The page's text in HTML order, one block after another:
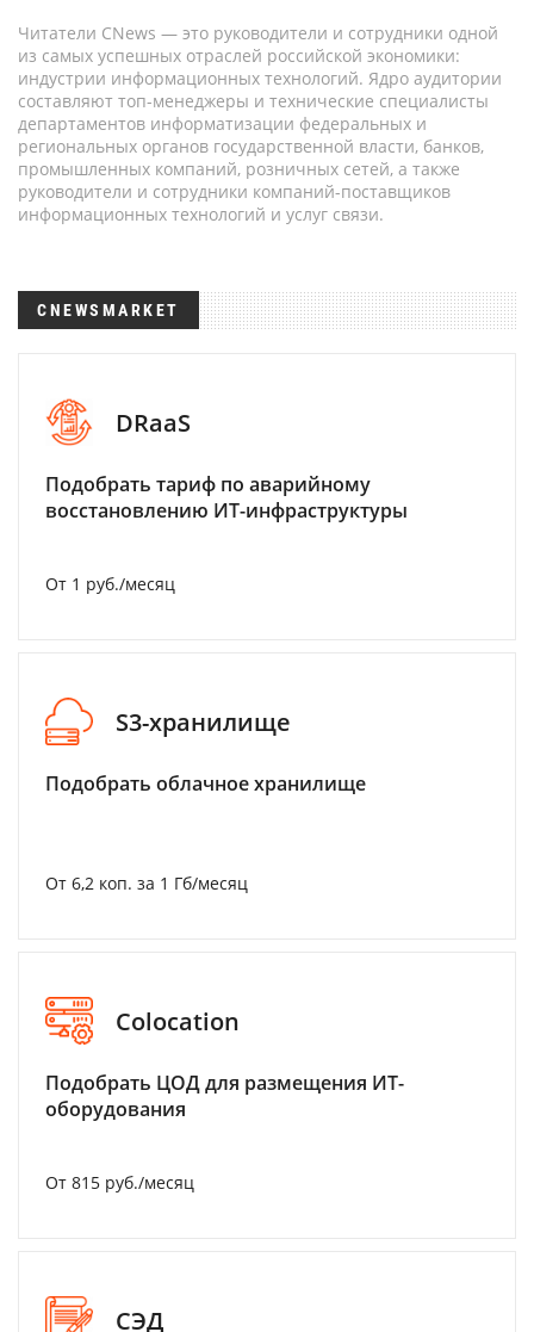
Читатели CNews — это руководители и сотрудники одной
из самых успешных отраслей российской экономики:
индустрии информационных технологий. Ядро аудитории
составляют топ-менеджеры и технические специалисты
департаментов информатизации федеральных и
региональных органов государственной власти, банков,
промышленных компаний, розничных сетей, а также
руководители и сотрудники компаний-поставщиков
информационных технологий и услуг связи.
CNEWSMARKET
DRaaS
Подобрать тариф по аварийному
восстановлению ИТ-инфраструктуры
От 1 руб./месяц
S3-хранилище
Подобрать облачное хранилище
От 6,2 коп. за 1 Гб/месяц
Colocation
Подобрать ЦОД для размещения ИТ-
оборудования
От 815 руб./месяц
СЭД